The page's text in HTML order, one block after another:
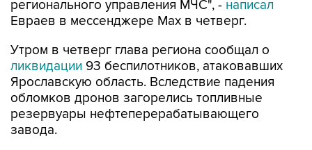
регионального управления МЧС", - написал
Евраев в мессенджере Мах в четверг.
Утром в четверг глава региона сообщал о
ликвидации 93 беспилотников, атаковавших
Ярославскую область. Вследствие падения
обломков дронов загорелись топливные
резервуары нефтеперерабатывающего
завода.